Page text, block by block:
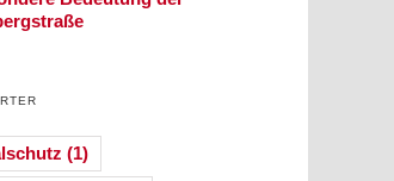
(1)